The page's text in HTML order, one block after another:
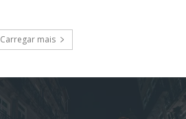
Carregar mais